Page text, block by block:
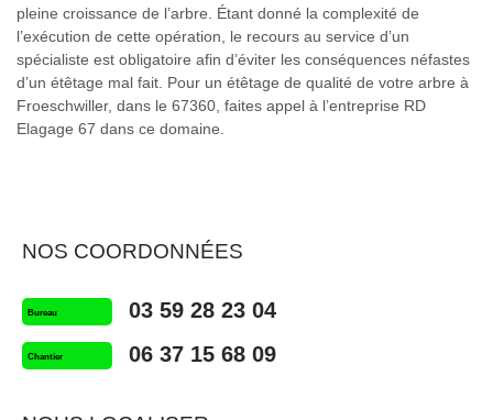
pleine croissance de l’arbre. Étant donné la complexité de
l’exécution de cette opération, le recours au service d’un
spécialiste est obligatoire afin d’éviter les conséquences néfastes
d’un étêtage mal fait. Pour un étêtage de qualité de votre arbre à
Froeschwiller, dans le 67360, faites appel à l’entreprise RD
Elagage 67 dans ce domaine.
NOS COORDONNÉES
Bureau 03 59 28 23 04
Chantier 06 37 15 68 09